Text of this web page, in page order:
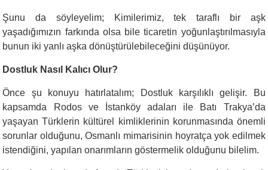
Şunu da söyleyelim; Kimilerimiz, tek taraflı bir aşk
yaşadığımızın farkında olsa bile ticaretin yoğunlaştırılmasıyla
bunun iki yanlı aşka dönüştürülebileceğini düşünüyor.
Dostluk Nasıl Kalıcı Olur?
Önce şu konuyu hatırlatalım; Dostluk karşılıklı gelişir. Bu
kapsamda Rodos ve İstanköy adaları ile Batı Trakya’da
yaşayan Türklerin kültürel kimliklerinin korunmasında önemli
sorunlar olduğunu, Osmanlı mimarisinin hoyratça yok edilmek
istendiğini, yapılan onarımların göstermelik olduğunu bilelim.